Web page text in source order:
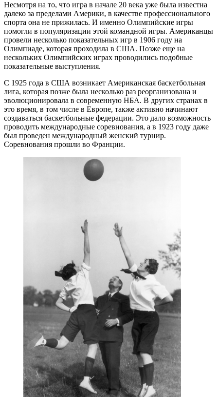
Несмотря на то, что игра в начале 20 века уже была известна
далеко за пределами Америки, в качестве профессионального
спорта она не прижилась. И именно Олимпийские игры
помогли в популяризации этой командной игры. Американцы
провели несколько показательных игр в 1906 году на
Олимпиаде, которая проходила в США. Позже еще на
нескольких Олимпийских играх проводились подобные
показательные выступления.
С 1925 года в США возникает Американская баскетбольная
лига, которая позже была несколько раз реорганизована и
эволюционировала в современную НБА. В других странах в
это время, в том числе в Европе, также активно начинают
создаваться баскетбольные федерации. Это дало возможность
проводить международные соревнования, а в 1923 году даже
был проведен международный женский турнир.
Соревнования прошли во Франции.